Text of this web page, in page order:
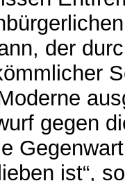
der
gegen
ist“,